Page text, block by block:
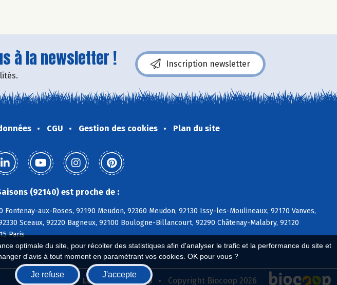
optimale du site, pour récolter des statistiques afin d'analyser le trafic et la performance du site et
d'avis à tout moment en paramétrant vos cookies. OK pour vous ?
Je refuse J'accepte
à la newsletter ! Inscription newsletter
CGU Gestion des cookies Plan du site
(92140) est proche de :
aux-Roses, 92190 Meudon, 92360 Meudon, 92130 Issy-les-Moulineaux, 92170 Vanves,
Sceaux, 92220 Bagneux, 92100 Boulogne-Billancourt, 92290 Châtenay-Malabry, 92120
Paris
Biocoop.fr Le réseau Biocoop Copyright Biocoop 2026